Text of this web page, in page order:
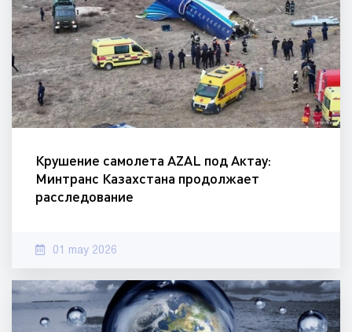
Крушение самолета AZAL под Актау:
Минтранс Казахстана продолжает
расследование
01 may 2026